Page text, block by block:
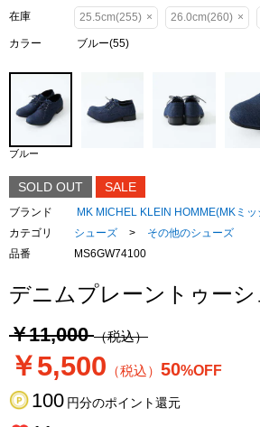
在庫 25.5cm(255) × 26.0cm(260) ×
カラー ブルー(55)
ブルー
SOLD OUT SALE
ブランド
MK MICHEL KLEIN HOMME(MKミ
カテゴリ
シューズ >
その他のシューズ
品番
MS6GW74100
デニムプレーントゥー
￥11,000（税込）
￥5,500 （税込） 50%OFF
100 円分のポイント還元